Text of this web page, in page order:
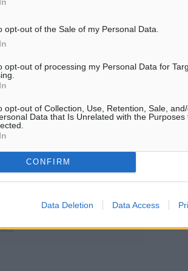
opt-out of the Sale of my Personal Data.
opt-out of processing my Personal Data for
opt-out of Collection, Use, Retention, Sale,
Data that Is Unrelated with the Purposes
CONFIRM
Data Deletion Data Access
για την προσφορά
Ευθύμιος Τριάντος
#Ρόδος
αναζήτησης
μας στο Google News ★ ↗